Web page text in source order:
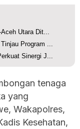
Utara Dit...
Program ...
Sinergi J...
tenaga
yang
Wakapolres,
Kesehatan,